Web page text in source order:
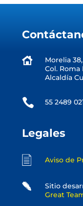
Morelia
Col. Roma
Alcaldía
 55 2489
Legales
Aviso de
Sitio
Great